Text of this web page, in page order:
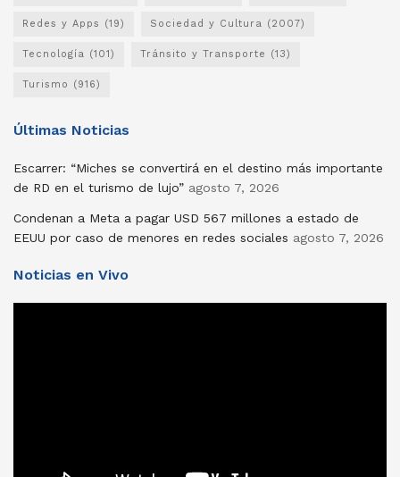
Redes y Apps (19) Sociedad y Cultura (2007)
Tecnología (101) Tránsito y Transporte (13)
Turismo (916)
Últimas Noticias
Escarrer: “Miches se convertirá en el destino más importante
de RD en el turismo de lujo” agosto 7, 2026
Condenan a Meta a pagar USD 567 millones a estado de
EEUU por caso de menores en redes sociales agosto 7, 2026
Noticias en Vivo